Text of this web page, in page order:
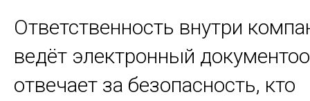
Ответственность внутри
ведёт электронный
отвечает за безопасность, кто